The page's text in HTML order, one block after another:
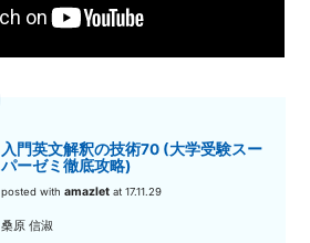
入門英文解釈の技術70 (大学受験スー
パーゼミ徹底攻略)
posted withamazlet at 17.11.29
桑原 信淑